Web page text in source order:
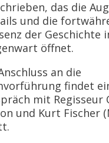
das die
und die
der Geschichte
öffnet.
an die
findet
mit Regisseur
und Kurt Fischer